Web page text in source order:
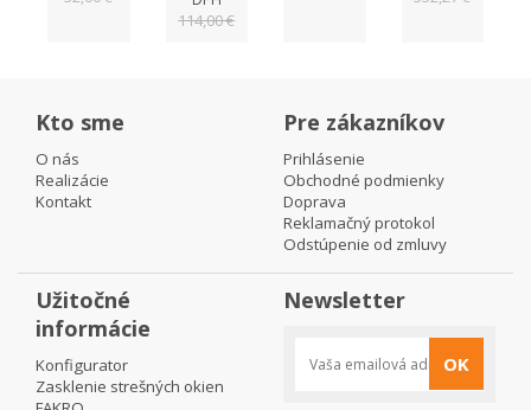
114,00 €
Kto sme
O nás
Realizácie
Kontakt
Pre zákazníkov
Prihlásenie
Obchodné podmienky
Doprava
Reklamačný protokol
Odstúpenie od zmluvy
Užitočné
informácie
Konfigurator
Zasklenie strešných okien
Newsletter
OK